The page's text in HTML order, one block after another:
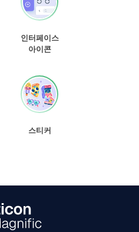
인터페이스
아이콘
스티커